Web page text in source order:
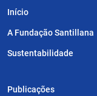
Início
A Fundação Santillana
Sustentabilidade
Publicações